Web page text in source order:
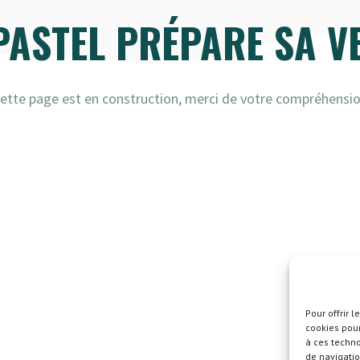
Pour offrir
cookies
à ces
de
PRÉPARE SA
page est en construction, merci de votre